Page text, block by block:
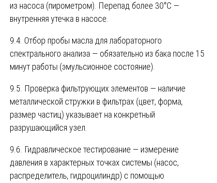
из насоса (пирометром). Перепад более 30°C —
внутренняя утечка в насосе.
9.4. Отбор пробы масла для лабораторного
спектрального анализа — обязательно из бака после 15
минут работы (эмульсионное состояние).
9.5. Проверка фильтрующих элементов — наличие
металлической стружки в фильтрах (цвет, форма,
размер частиц) указывает на конкретный
разрушающийся узел.
9.6. Гидравлическое тестирование — измерение
давления в характерных точках системы (насос,
распределитель, гидроцилиндр) с помощью